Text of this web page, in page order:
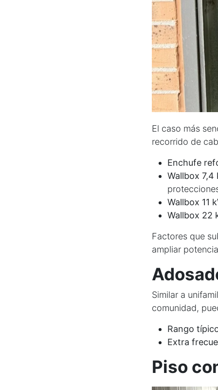
El caso más
recorrido de
Enchufe
Wallbox
Wallbox 11
Wallbox 22
Factores que
ampliar
Similar a
comunidad,
Rango
Extra
Piso